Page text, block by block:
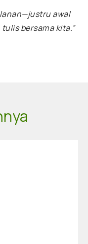
awal
bersama kita.”